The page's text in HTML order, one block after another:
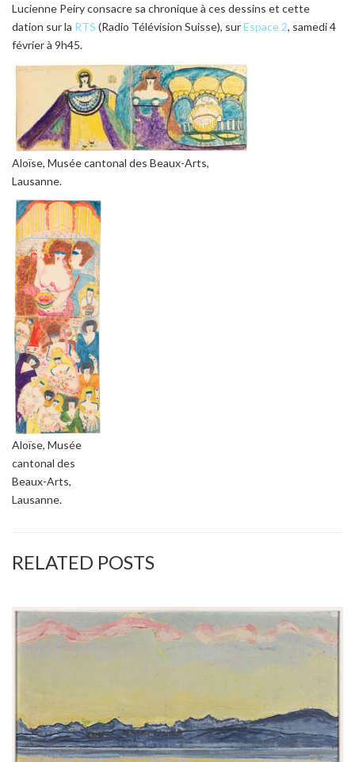
Lucienne Peiry consacre sa chronique à ces dessins et cette
dation sur la RTS (Radio Télévision Suisse), surEspace 2, samedi 4
février à 9h45.
Aloïse, Musée cantonal des Beaux-Arts,
Lausanne.
Aloïse, Musée
cantonal des
Beaux-Arts,
Lausanne.
RELATED POSTS